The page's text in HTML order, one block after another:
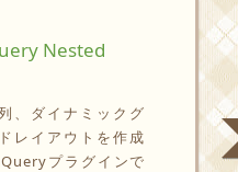
Nested
、ダイナミックグ
レイアウトを作成
プラグインで